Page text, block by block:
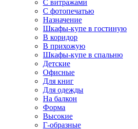
С витражами
С фотопечатью
Назначение
Шкафы-купе в гостиную
В коридор
В прихожую
Шкафы-купе в спальню
Детские
Офисные
Для книг
Для одежды
На балкон
Форма
Высокие
Г-образные